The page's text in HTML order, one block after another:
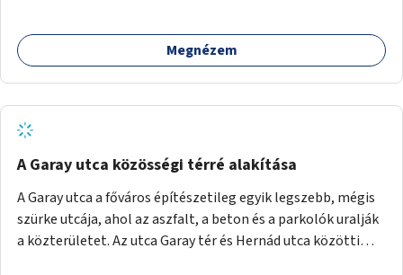
Megnézem
A Garay utca közösségi térré alakítása
A Garay utca a főváros építészetileg egyik legszebb, mégis
szürke utcája, ahol az aszfalt, a beton és a parkolók uralják
a közterületet. Az utca Garay tér és Hernád utca közötti